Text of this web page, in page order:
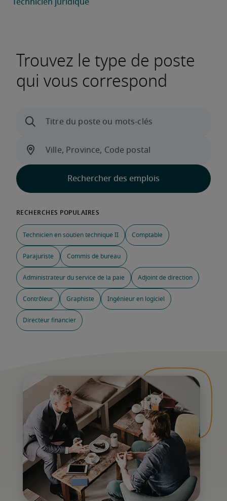
Trouvez le type de poste
qui vous correspond
Technicien en soutien technique II Comptable
Parajuriste Commis de bureau
Administrateur du service de la paie Adjoint de direction
Contrôleur Graphiste Ingénieur en logiciel
Directeur financier